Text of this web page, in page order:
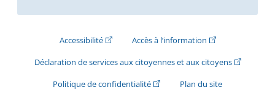
Accessibilité(Cet hyperlien externe s'ouvrira dans une
Accès à l’information(Cet hyperlien
Déclaration de services aux citoyennes et aux citoyens(Cet
Politique de confidentialité(Cet hyperlien externe s'ouvrira
Plan du site